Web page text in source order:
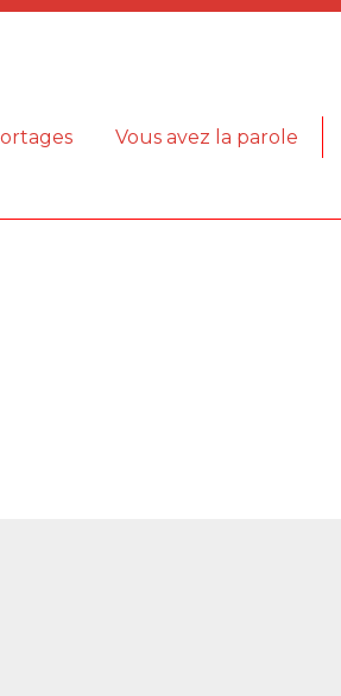
Vous avez la parole